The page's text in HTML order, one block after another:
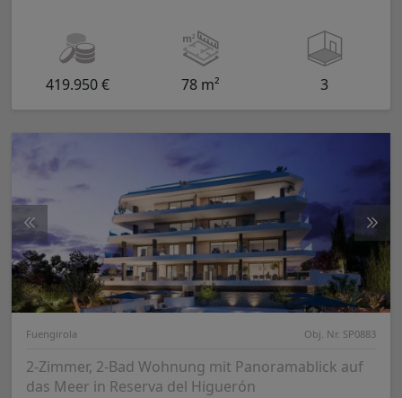
419.950 € 78 m² 3
Fuengirola Obj. Nr. SP0883
2-Zimmer, 2-Bad Wohnung mit Panoramablick auf
das Meer in Reserva del Higuerón